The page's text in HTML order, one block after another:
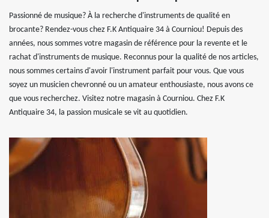
Passionné de musique? À la recherche d'instruments de qualité en
brocante? Rendez-vous chez F.K Antiquaire 34 à Courniou! Depuis des
années, nous sommes votre magasin de référence pour la revente et le
rachat d'instruments de musique. Reconnus pour la qualité de nos articles,
nous sommes certains d'avoir l'instrument parfait pour vous. Que vous
soyez un musicien chevronné ou un amateur enthousiaste, nous avons ce
que vous recherchez. Visitez notre magasin à Courniou. Chez F.K
Antiquaire 34, la passion musicale se vit au quotidien.